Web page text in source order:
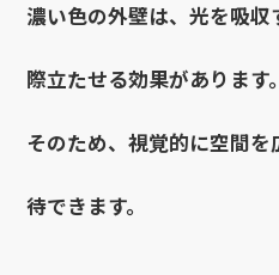
濃い色の外壁は、光を吸
際立たせる効果があります。
そのため、視覚的に空間
待できます。